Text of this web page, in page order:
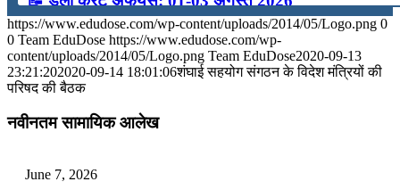
July 31, 2026
📝 डेली करेंट अफेयर्स: 28-31 जुलाई 2026
July 25, 2026
https://www.edudose.com/wp-content/uploads/2014/05/Logo.png 0
0 Team EduDose https://www.edudose.com/wp-
content/uploads/2014/05/Logo.png Team EduDose2020-09-13
23:21:202020-09-14 18:01:06शंघाई सहयोग संगठन के विदेश मंत्रियों की
परिषद की बैठक
नवीनतम सामायिक आलेख
June 7, 2026